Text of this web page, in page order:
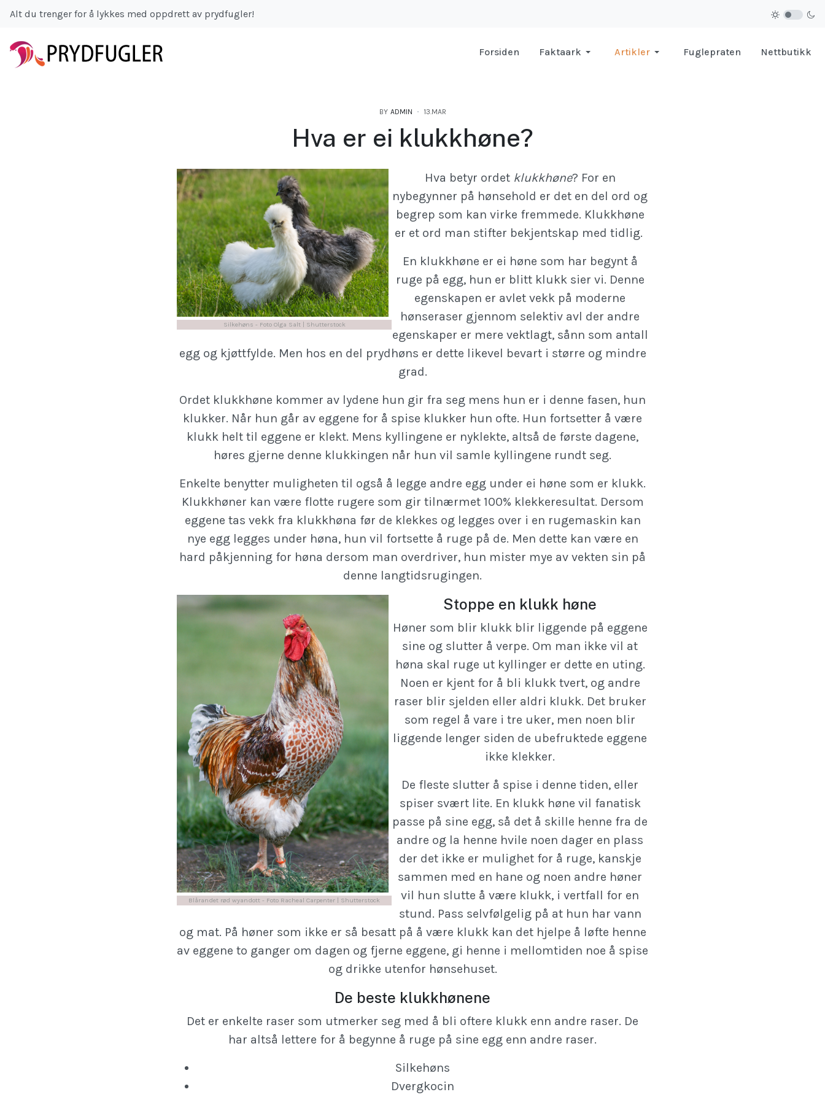
Alt du trenger for å lykkes med oppdrett av prydfugler!
Forsiden Faktaark Artikler Fuglepraten Nettbutikk
BY ADMIN 13.MAR
Hva er ei klukkhøne?
Silkehøns - Foto Olga Salt | Shutterstock
Hva betyr ordet klukkhøne? For en
nybegynner på hønsehold er det en del ord og
begrep som kan virke fremmede. Klukkhøne
er et ord man stifter bekjentskap med tidlig.
En klukkhøne er ei høne som har begynt å
ruge på egg, hun er blitt klukk sier vi. Denne
egenskapen er avlet vekk på moderne
hønseraser gjennom selektiv avl der andre
egenskaper er mere vektlagt, sånn som antall
egg og kjøttfylde. Men hos en del prydhøns er dette likevel bevart i større og mindre
grad.
Ordet klukkhøne kommer av lydene hun gir fra seg mens hun er i denne fasen, hun
klukker. Når hun går av eggene for å spise klukker hun ofte. Hun fortsetter å være
klukk helt til eggene er klekt. Mens kyllingene er nyklekte, altså de første dagene,
høres gjerne denne klukkingen når hun vil samle kyllingene rundt seg.
Enkelte benytter muligheten til også å legge andre egg under ei høne som er klukk.
Klukkhøner kan være flotte rugere som gir tilnærmet 100% klekkeresultat. Dersom
eggene tas vekk fra klukkhøna før de klekkes og legges over i en rugemaskin kan
nye egg legges under høna, hun vil fortsette å ruge på de. Men dette kan være en
hard påkjenning for høna dersom man overdriver, hun mister mye av vekten sin på
denne langtidsrugingen.
Blårandet rød wyandott - Foto Racheal Carpenter | Shutterstock
Stoppe en klukk høne
Høner som blir klukk blir liggende på eggene
sine og slutter å verpe. Om man ikke vil at
høna skal ruge ut kyllinger er dette en uting.
Noen er kjent for å bli klukk tvert, og andre
raser blir sjelden eller aldri klukk. Det bruker
som regel å vare i tre uker, men noen blir
liggende lenger siden de ubefruktede eggene
ikke klekker.
De fleste slutter å spise i denne tiden, eller
spiser svært lite. En klukk høne vil fanatisk
passe på sine egg, så det å skille henne fra de
andre og la henne hvile noen dager en plass
der det ikke er mulighet for å ruge, kanskje
sammen med en hane og noen andre høner
vil hun slutte å være klukk, i vertfall for en
stund. Pass selvfølgelig på at hun har vann
og mat. På høner som ikke er så besatt på å være klukk kan det hjelpe å løfte henne
av eggene to ganger om dagen og fjerne eggene, gi henne i mellomtiden noe å spise
og drikke utenfor hønsehuset.
De beste klukkhønene
Det er enkelte raser som utmerker seg med å bli oftere klukk enn andre raser. De
har altså lettere for å begynne å ruge på sine egg enn andre raser.
Silkehøns
Dvergkocin